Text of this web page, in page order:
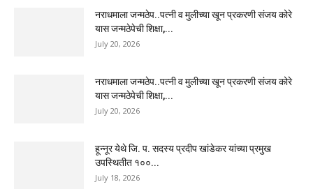
नराधमाला जन्मठेप..पत्नी व मुलीच्या खून प्रकरणी संजय कोरे
यास जन्मठेपेची शिक्षा,...
July 20, 2026
नराधमाला जन्मठेप..पत्नी व मुलीच्या खून प्रकरणी संजय कोरे
यास जन्मठेपेची शिक्षा,...
July 20, 2026
हून्नूर येथे जि. प. सदस्य प्रदीप खांडेकर यांच्या प्रमुख
उपस्थितीत १००...
July 18, 2026